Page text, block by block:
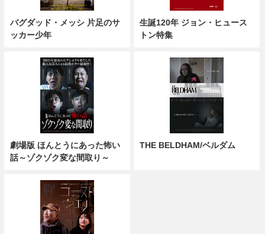
バグダッド・メッシ 片足のサ
ッカー少年
生誕120年 ジョン・ヒュース
トン特集
劇場版 ほんとうにあった怖い
話～ゾクゾク変な間取り～
THE BELDHAM/ベルダム